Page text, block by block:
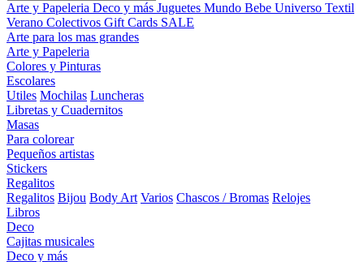
Arte y Papeleria Deco y más Juguetes Mundo Bebe Universo Textil
Verano Colectivos Gift Cards SALE
Arte para los mas grandes
Arte y Papeleria
Colores y Pinturas
Escolares
Utiles Mochilas Luncheras
Libretas y Cuadernitos
Masas
Para colorear
Pequeños artistas
Stickers
Regalitos
Regalitos Bijou Body Art Varios Chascos / Bromas Relojes
Libros
Deco
Cajitas musicales
Deco y más